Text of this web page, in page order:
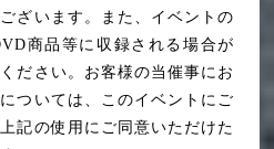
ざいます。また、イベントの
商品等に収録される場合が
ださい。お客様の当催事にお
ついては、このイベントにご
記の使用にご同意いただけた